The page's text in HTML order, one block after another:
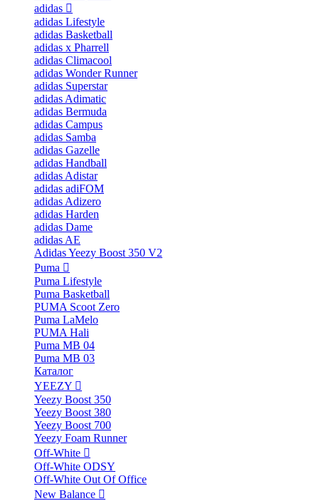
adidas
adidas Lifestyle
adidas Basketball
adidas x Pharrell
adidas Climacool
adidas Wonder Runner
adidas Superstar
adidas Adimatic
adidas Bermuda
adidas Campus
adidas Samba
adidas Gazelle
adidas Handball
adidas Adistar
adidas adiFOM
adidas Adizero
adidas Harden
adidas Dame
adidas AE
Adidas Yeezy Boost 350 V2
Puma
Puma Lifestyle
Puma Basketball
PUMA Scoot Zero
Puma LaMelo
PUMA Hali
Puma MB 04
Puma MB 03
Каталог
YEEZY
Yeezy Boost 350
Yeezy Boost 380
Yeezy Boost 700
Yeezy Foam Runner
Off-White
Off-White ODSY
Off-White Out Of Office
New Balance